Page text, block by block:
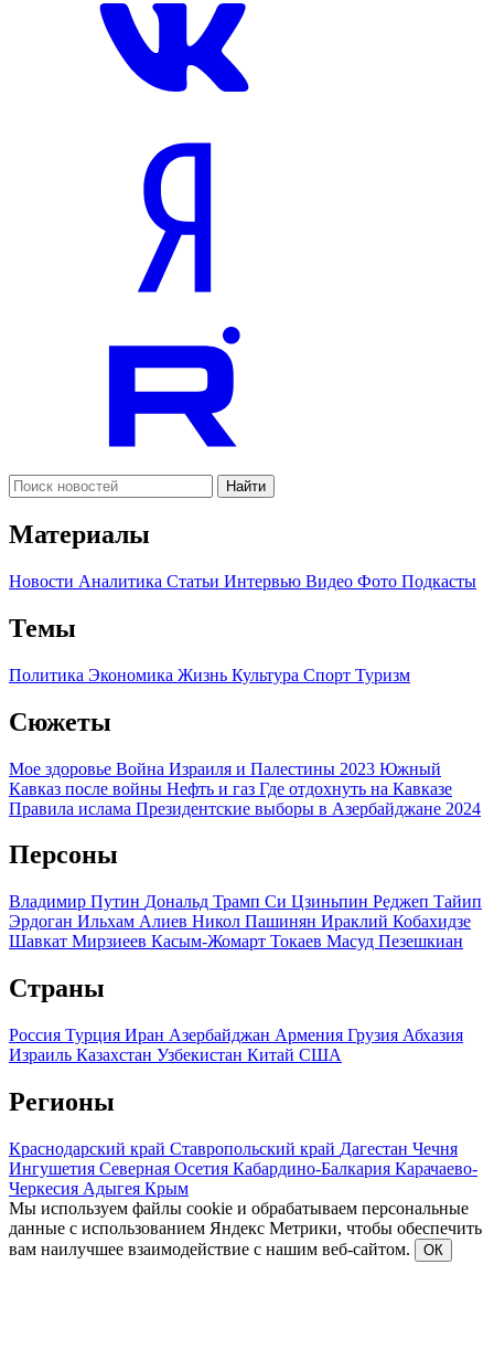
Найти
Материалы
Новости Аналитика Статьи Интервью Видео Фото Подкасты
Темы
Политика Экономика Жизнь Культура Спорт Туризм
Сюжеты
Мое здоровье Война Израиля и Палестины 2023 Южный
Кавказ после войны Нефть и газ Где отдохнуть на Кавказе
Правила ислама Президентские выборы в Азербайджане 2024
Персоны
Владимир Путин Дональд Трамп Си Цзиньпин Реджеп Тайип
Эрдоган Ильхам Алиев Никол Пашинян Ираклий Кобахидзе
Шавкат Мирзиеев Касым-Жомарт Токаев Масуд Пезешкиан
Страны
Россия Турция Иран Азербайджан Армения Грузия Абхазия
Израиль Казахстан Узбекистан Китай США
Регионы
Краснодарский край Ставропольский край Дагестан Чечня
Ингушетия Северная Осетия Кабардино-Балкария Карачаево-
Черкесия Адыгея Крым
Мы используем файлы cookie и обрабатываем персональные
данные с использованием Яндекс Метрики, чтобы обеспечить
вам наилучшее взаимодействие с нашим веб-сайтом.
ОК